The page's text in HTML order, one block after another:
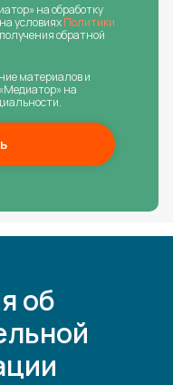
на обработку
условияхПолитики
обратной
материалов и
на
об